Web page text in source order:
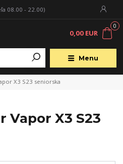
Menu
08.00 - 22.00)
0
0,00 EUR
X3 S23 seniorska
Vapor X3 S23